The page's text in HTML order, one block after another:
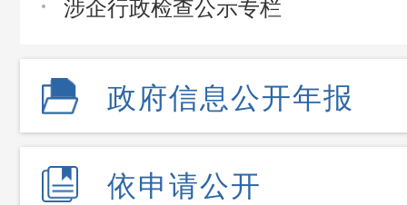
政府信息公开年报
依申请公开